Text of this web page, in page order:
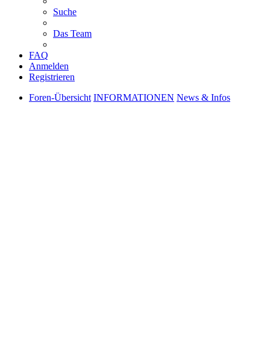
Suche
Das Team
FAQ
Anmelden
Registrieren
Foren-Übersicht INFORMATIONEN News & Infos